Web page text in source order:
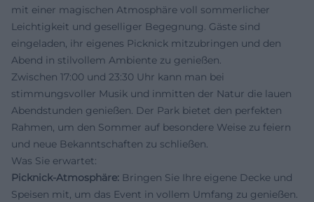
mit einer magischen Atmosphäre voll sommerlicher
Leichtigkeit und geselliger Begegnung. Gäste sind
eingeladen, ihr eigenes Picknick mitzubringen und den
Abend in stilvollem Ambiente zu genießen.
Zwischen 17:00 und 23:30 Uhr kann man bei
stimmungsvoller Musik und inmitten der Natur die lauen
Abendstunden genießen. Der Park bietet den perfekten
Rahmen, um den Sommer auf besondere Weise zu feiern
und neue Bekanntschaften zu schließen.
Was Sie erwartet:
Picknick-Atmosphäre: Bringen Sie Ihre eigene Decke und
Speisen mit, um das Event in vollem Umfang zu genießen.